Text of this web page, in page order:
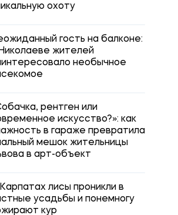
охоту
гость на балконе:
жителей
необычное
рентген или
искусство?»: как
в гараже превратила
мешок жительницы
в арт-объект
лисы проникли в
усадьбы и понемногу
кур